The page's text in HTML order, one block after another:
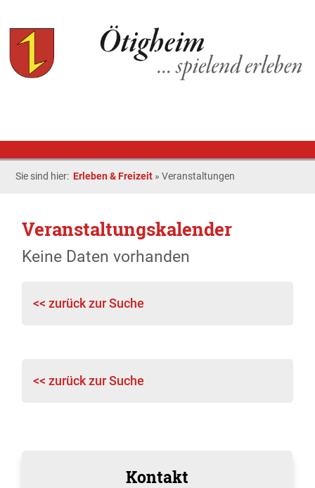
Sie sind hier: Erleben & Freizeit »Veranstaltungen
Veranstaltungskalender
Keine Daten vorhanden
<< zurück zur Suche
<< zurück zur Suche
Kontakt